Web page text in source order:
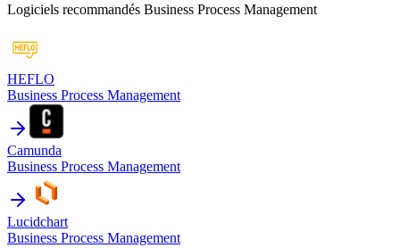
Logiciels recommandés Business Process Management
HEFLO
Business Process Management
Camunda
Business Process Management
Lucidchart
Business Process Management